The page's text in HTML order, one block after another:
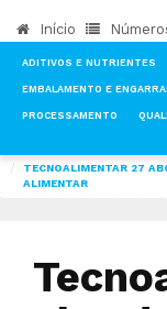
Início
ADITIVOS E NUTRIENTES
EMBALAMENTO E
PROCESSAMENTO
TECNOALIMENTAR 27
ALIMENTAR